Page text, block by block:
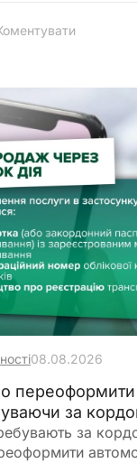
тварин у
на прив’язі під
08.08.2026
переоформити
за
за